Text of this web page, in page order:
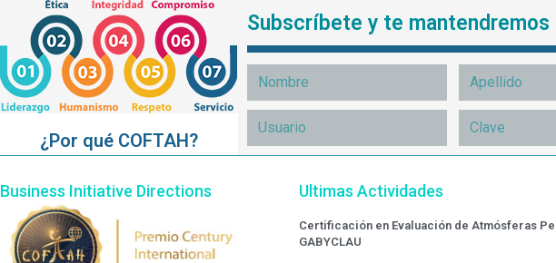
¿Por qué COFTAH?
Subscríbete y te
Business Initiative Directions Ultimas Actividades
Certificación en Evaluación de Atmósferas
GABYCLAU